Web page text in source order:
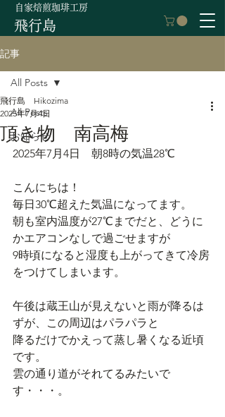
自家焙煎珈琲工房
飛行島
記事
All Posts
お知らせ
All Posts
頂き物 南高梅
飛行島 Hikozima
2025年7月4日
2025年7月4日　朝8時の気温28℃
こんにちは！
毎日30℃超えた気温になってます。
朝も室内温度が27℃までだと、どうに
かエアコンなしで過ごせますが
9時頃になると湿度も上がってきて冷房
をつけてしまいます。
午後は蔵王山が見えないと雨が降るは
ずが、この周辺はパラパラと
降るだけでかえって蒸し暑くなる近頃
です。
雲の通り道がそれてるみたいで
す・・・。